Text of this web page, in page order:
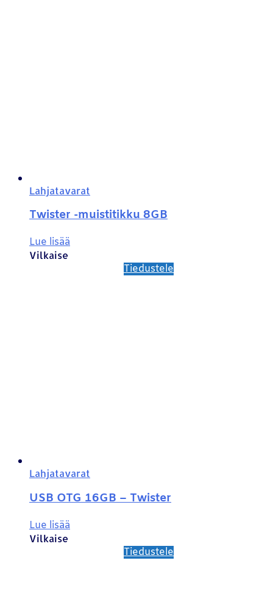
Lahjatavarat
Twister -muistitikku 8GB
Lue lisää
Vilkaise
Tiedustele
Lahjatavarat
USB OTG 16GB – Twister
Lue lisää
Vilkaise
Tiedustele